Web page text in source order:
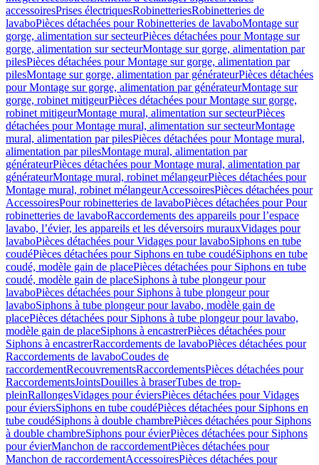
accessoiresPrises électriquesRobinetteriesRobinetteries de
lavaboPièces détachées pour Robinetteries de lavaboMontage sur
gorge, alimentation sur secteurPièces détachées pour Montage sur
gorge, alimentation sur secteurMontage sur gorge, alimentation par
pilesPièces détachées pour Montage sur gorge, alimentation par
pilesMontage sur gorge, alimentation par générateurPièces détachées
pour Montage sur gorge, alimentation par générateurMontage sur
gorge, robinet mitigeurPièces détachées pour Montage sur gorge,
robinet mitigeurMontage mural, alimentation sur secteurPièces
détachées pour Montage mural, alimentation sur secteurMontage
mural, alimentation par pilesPièces détachées pour Montage mural,
alimentation par pilesMontage mural, alimentation par
générateurPièces détachées pour Montage mural, alimentation par
générateurMontage mural, robinet mélangeurPièces détachées pour
Montage mural, robinet mélangeurAccessoiresPièces détachées pour
AccessoiresPour robinetteries de lavaboPièces détachées pour Pour
robinetteries de lavaboRaccordements des appareils pour l’espace
lavabo, l’évier, les appareils et les déversoirs murauxVidages pour
lavaboPièces détachées pour Vidages pour lavaboSiphons en tube
coudéPièces détachées pour Siphons en tube coudéSiphons en tube
coudé, modèle gain de placePièces détachées pour Siphons en tube
coudé, modèle gain de placeSiphons à tube plongeur pour
lavaboPièces détachées pour Siphons à tube plongeur pour
lavaboSiphons à tube plongeur pour lavabo, modèle gain de
placePièces détachées pour Siphons à tube plongeur pour lavabo,
modèle gain de placeSiphons à encastrerPièces détachées pour
Siphons à encastrerRaccordements de lavaboPièces détachées pour
Raccordements de lavaboCoudes de
raccordementRecouvrementsRaccordementsPièces détachées pour
RaccordementsJointsDouilles à braserTubes de trop-
pleinRallongesVidages pour éviersPièces détachées pour Vidages
pour éviersSiphons en tube coudéPièces détachées pour Siphons en
tube coudéSiphons à double chambrePièces détachées pour Siphons
à double chambreSiphons pour évierPièces détachées pour Siphons
pour évierManchon de raccordementPièces détachées pour
Manchon de raccordementAccessoiresPièces détachées pour